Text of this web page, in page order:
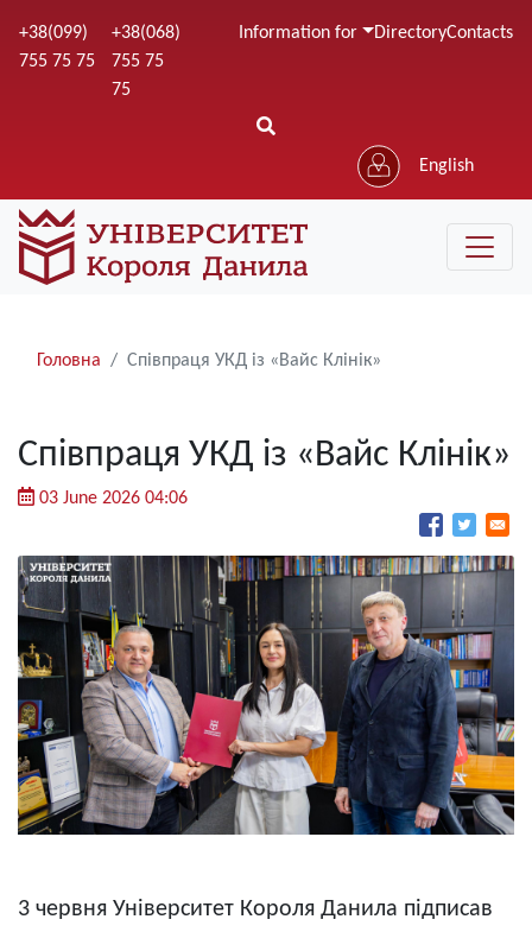
to
+38(099)
755 75 75
+38(068)
755 75
75
Information for DirectoryContacts
English
Рядки
Головна Співпраця УКД із «Вайс Клінік»
Співпраця УКД із «Вайс Клінік»
03 June 2026 04:06
3 червня Університет Короля Данила підписав